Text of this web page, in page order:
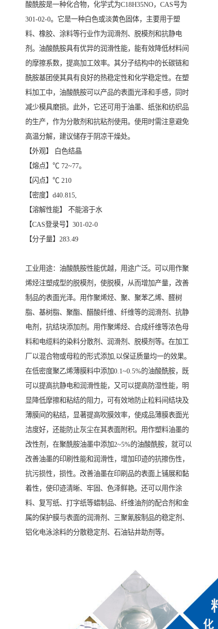
酸酰胺是一种化合物，化学式为C18H35NO，CAS号为
301-02-0。它是一种白色或淡黄色固体，主要用于塑
料、橡胶、涂料等行业作为润滑剂、脱模剂和抗静电
剂。油酸酰胺具有优异的润滑性能，能有效降低材料间
的摩擦系数，提高加工效率。其分子结构中的长碳链和
酰胺基团使其具有良好的热稳定性和化学稳定性。在塑
料加工中，油酸酰胺可以产品的表面光泽和手感，同时
减少模具磨损。此外，它还可用于油墨、纸张和纺织品
的生产，作为分散剂和抗粘剂使用。使用时需注意避免
高温分解，建议储存于阴凉干燥处。
【外观】 白色结晶
【熔点】℃ 72~77。
【闪点】℃ 210
【密度】d40.815,
【溶解性能】 不能溶于水
【CAS登录号】301-02-0
【分子量】283.49
工业用途：油酸酰胺性能优越，用途广泛。可以用作聚
烯烃注塑成型的脱模剂，使脱模，从而增加产量，改善
制品的表面光泽。用作聚烯烃、聚、聚苯乙烯、醛树
脂、基树脂、聚酯、醋酸纤维、纤维等的润滑剂、抗静
电剂，抗结块添加剂。用作聚烯烃、合成纤维等浓色母
料和电缆料的染料分散剂、润滑剂、脱模剂等。在加工
厂以混合物或母粒的形式添加,以保证质量均一的效果。
在低密度聚乙烯薄膜料中添加0.1~0.5%的油酸酰胺，既
可以提高抗静电和润滑性能，又可以提高防湿性能，明
显降低摩擦和粘结的阻力，可有效地防止粒料间结块及
薄膜间的粘结，显著提高吹膜效率，使成品薄膜表面光
洁度好，还能防止灰尘在其表面附积。用作塑料油墨的
改性剂，在聚酰胺油墨中添加2~5%的油酸酰胺，就可以
改善油墨的印刷性能和润滑性，增加印迹的抗擦伤性，
抗污损性，损性。改善油墨在印刷品的表面上铺展和黏
着性，使印迹清晰、牢固、色泽鲜艳。还可以用作涂
料、复写纸、打字纸等蜡制品、纤维油剂的配合剂和金
属的保护膜与表面的润滑剂、三聚氰胺制品的稳定剂、
铝化电泳涂料的分散稳定剂、石油钻井助剂等。